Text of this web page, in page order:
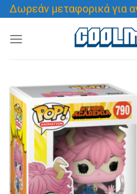
Μετάβαση
στο
περιεχόμενο
Δωρεάν μεταφορικά για